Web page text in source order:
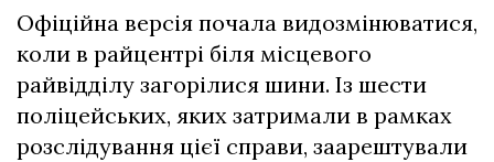
Офіційна версія почала видозмінюватися,
коли в райцентрі біля місцевого
райвідділу загорілися шини. Із шести
поліцейських, яких затримали в рамках
розслідування цієї справи, заарештували